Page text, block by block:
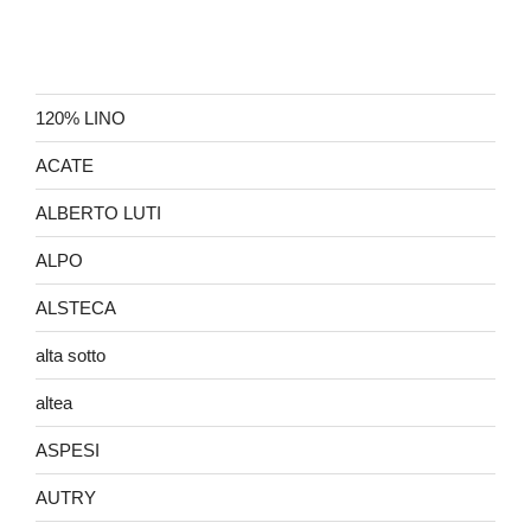
120% LINO
ACATE
ALBERTO LUTI
ALPO
ALSTECA
alta sotto
altea
ASPESI
AUTRY